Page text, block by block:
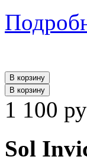
В корзину
В корзину
1 100
Sol